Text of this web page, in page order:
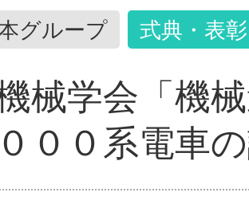
グループ 式典・表彰
械学会「機
００系電車